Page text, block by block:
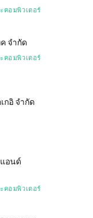
คอมพิวเตอร์
จำกัด
คอมพิวเตอร์
กอิ จำกัด
อนด์
คอมพิวเตอร์